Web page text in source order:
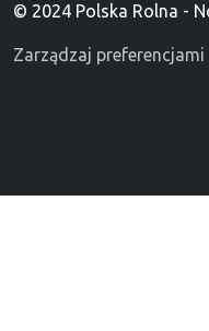
© 2024 Polska Rolna -
Zarządzaj preferencjami